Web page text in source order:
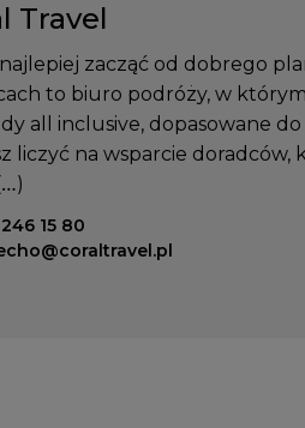
Travel
zacząć od dobrego
to biuro podróży, w
all inclusive, dopasowane
liczyć na wsparcie
kontaktowy:
15 80